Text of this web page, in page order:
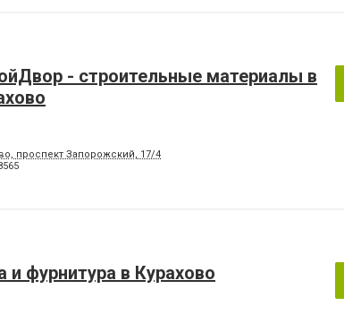
- строительные материалы в
проспект Запорожский, 17/4
и фурнитура в Курахово